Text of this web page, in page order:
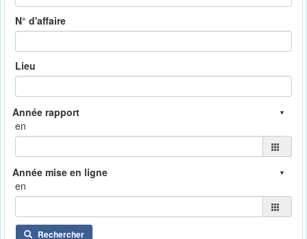
N° d'affaire
Lieu
en
en
Rechercher